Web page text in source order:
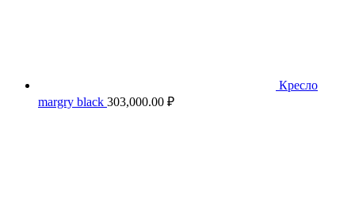
Кресло
margry black 303,000.00 ₽